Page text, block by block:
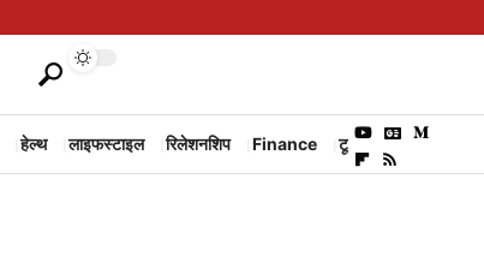
हेल्थ लाइफस्टाइल रिलेशनशिप Finance टूरिज्म